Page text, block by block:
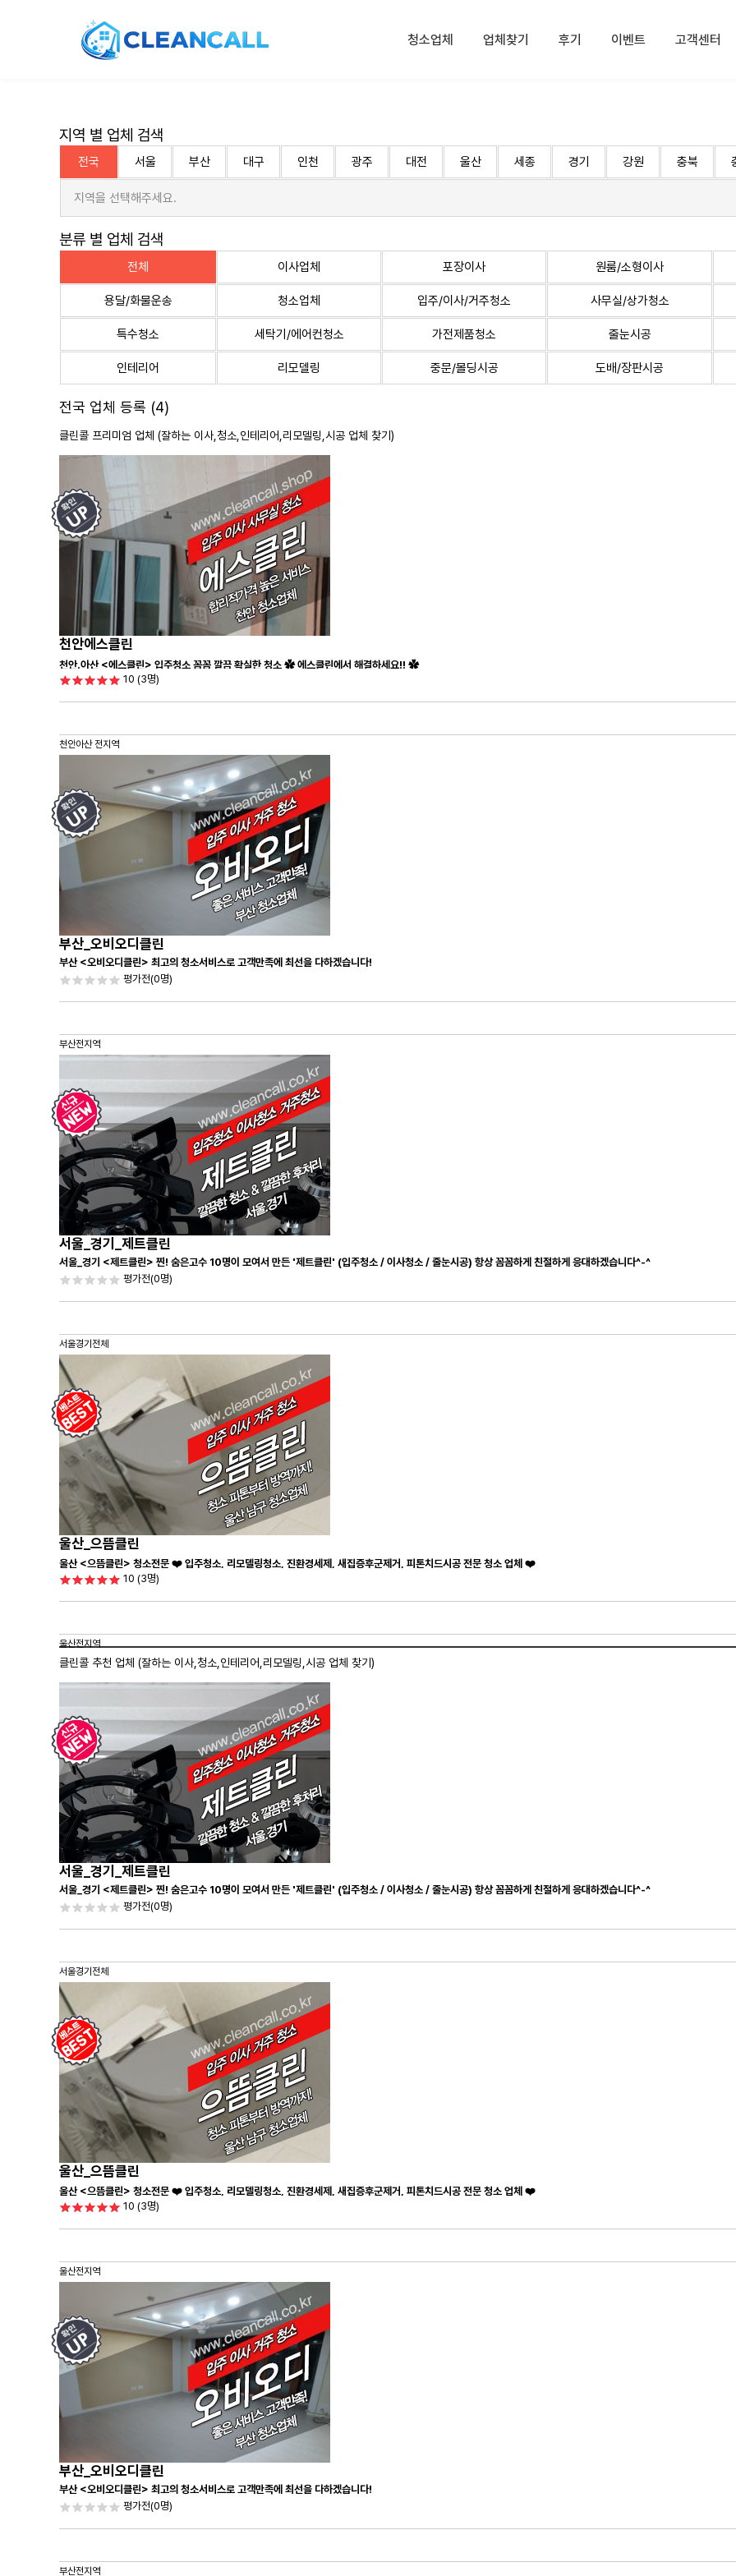
청소업체 업체찾기 후기 이벤트 고객센터
지역 별 업체 검색
전국 서울 부산 대구 인천 광주 대전 울산 세종 경기 강원 충북
지역을 선택해주세요.
분류 별 업체 검색
전체 이사업체 포장이사 원룸/소형이사
용달/화물운송 청소업체 입주/이사/거주청소 사무실/상가청소
특수청소 세탁기/에어컨청소 가전제품청소 줄눈시공
인테리어 리모델링 중문/몰딩시공 도배/장판시공
전국 업체 등록 (4)
클린콜 프리미엄 업체 (잘하는 이사, 청소 ,인테리어,리모델링,시공 업체 찾기)
천안에스클린
천안.아산 <에스클린> 입주청소 꼼꼼 깔끔 확실한 청소 ✿ 에스클린에서 해결하세요!! ✿
10 (3명)
천안아산 전지역
부산_오비오디클린
부산 <오비오디클린> 최고의 청소서비스로 고객만족에 최선을 다하겠습니다!
평가전(0명)
부산전지역
서울_경기_제트클린
서울_경기 <제트클린> 찐! 숨은고수 10명이 모여서 만든 '제트클린' (입주청소 / 이사청소 / 줄눈시공) 항상 꼼꼼하게 친절하게 응대하겠습니다^-^
평가전(0명)
서울경기전체
울산_으뜸클린
울산 <으뜸클린> 청소전문 ❤️ 입주청소, 리모델링청소, 진환경세제, 새집증후군제거, 피톤치드시공 전문 청소 업체 ❤️
10 (3명)
울산전지역
클린콜 추천 업체 (잘하는 이사, 청소 ,인테리어,리모델링,시공 업체 찾기)
서울_경기_제트클린
서울_경기 <제트클린> 찐! 숨은고수 10명이 모여서 만든 '제트클린' (입주청소 / 이사청소 / 줄눈시공) 항상 꼼꼼하게 친절하게 응대하겠습니다^-^
평가전(0명)
서울경기전체
울산_으뜸클린
울산 <으뜸클린> 청소전문 ❤️ 입주청소, 리모델링청소, 진환경세제, 새집증후군제거, 피톤치드시공 전문 청소 업체 ❤️
10 (3명)
울산전지역
부산_오비오디클린
부산 <오비오디클린> 최고의 청소서비스로 고객만족에 최선을 다하겠습니다!
평가전(0명)
부산전지역